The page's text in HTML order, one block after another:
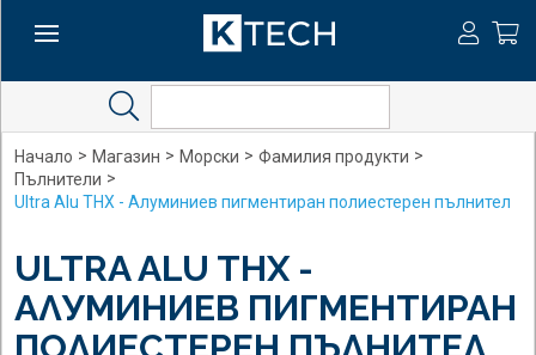
Начало > Магазин > Морски > Фамилия продукти >
Пълнители >
Ultra Alu THX - Алуминиев пигментиран полиестерен пълнител
ULTRA ALU THX -
АЛУМИНИЕВ ПИГМЕНТИРАН